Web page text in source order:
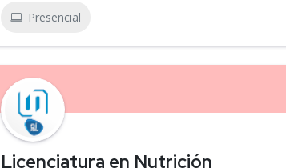
Presencial
Licenciatura en Nutrición